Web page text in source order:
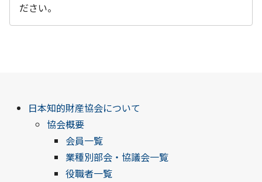
ださい。
日本知的財産協会について
協会概要
会員一覧
業種別部会・協議会一覧
役職者一覧